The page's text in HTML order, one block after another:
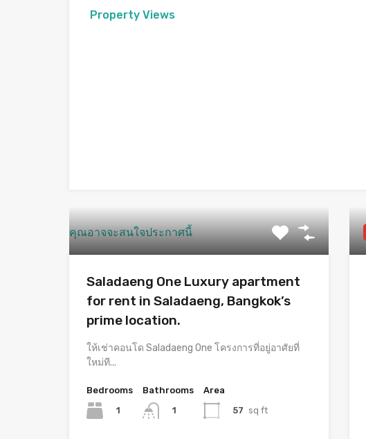
Property Views
คุณอาจจะสนใจประกาศนี้
Saladaeng One Luxury apartment
for rent in Saladaeng, Bangkok’s
prime location.
ให้เช่าคอนโด Saladaeng One โครงการที่อยู่อาศัยที่
ใหม่ที...
Bedrooms
1
Bathrooms
1
Area
57 sq ft